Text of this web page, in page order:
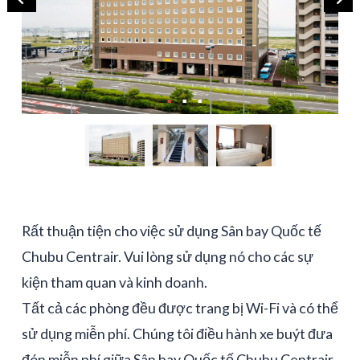
Rất thuận tiện cho việc sử dụng Sân bay Quốc tế
Chubu Centrair. Vui lòng sử dụng nó cho các sự
kiện tham quan và kinh doanh.
Tất cả các phòng đều được trang bị Wi-Fi và có thể
sử dụng miễn phí. Chúng tôi điều hành xe buýt đưa